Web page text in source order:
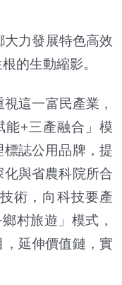
力發展特色高效
的生動縮影。
這一富民產業，
能+三產融合」模
誌公用品牌，提
與省農科院所合
術，向科技要產
村旅遊」模式，
延伸價值鏈，實